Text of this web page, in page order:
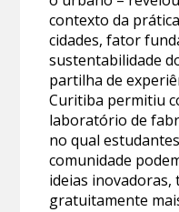
contexto da
cidades, fator
sustentabilidade
partilha de
Curitiba permitiu
laboratório de
no qual
comunidade
ideias inovadoras,
gratuitamente